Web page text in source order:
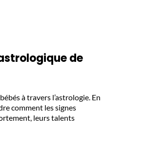
de
à travers l’astrologie. En
comment les signes
leurs talents